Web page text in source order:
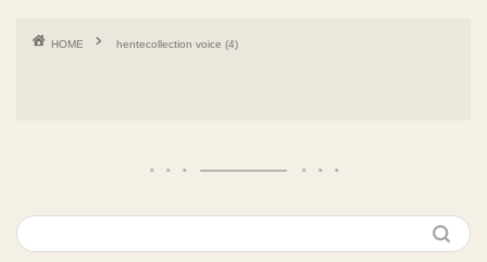
HOME hentecollection voice (4)